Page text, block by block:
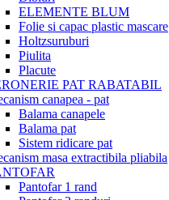
ELEMENTE BLUM
Folie si capac plastic mascare
Holtzsuruburi
Piulita
Placute
PAT RABATABIL
canapea - pat
Balama canapele
Balama pat
Sistem ridicare pat
masa extractibila pliabila
Pantofar 1 rand